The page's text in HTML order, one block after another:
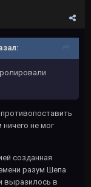
не мог
созданная
разум Шепа
выразилось в